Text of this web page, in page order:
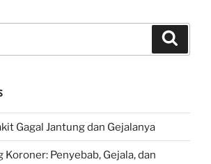
Gagal Jantung dan Gejalanya
Koroner: Penyebab, Gejala, dan